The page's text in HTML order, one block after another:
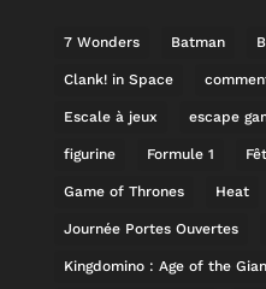
7 Wonders Batman
Clank! in Space
Escale à jeux escape
figurine Formule 1
Game of Thrones Heat
Journée Portes Ouvertes
Kingdomino : Age of the